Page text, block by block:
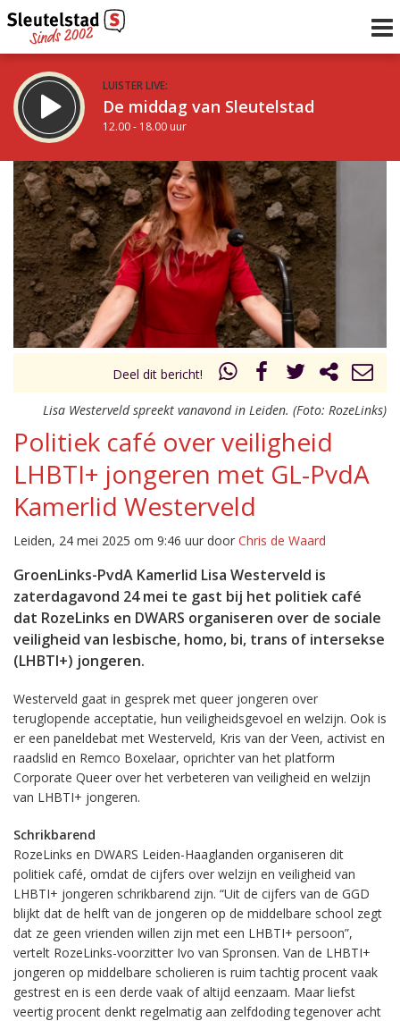
LUISTER LIVE:
De middag van Sleutelstad
12.00 - 18.00 uur
STRAKS:
De avond van Sleutelstad
18.00 - 21.00 uur
Vorig uur
uur 1 van 0 Volgend uur
Inklappen
Deel dit bericht!
Lisa Westerveld spreekt vanavond in Leiden. (Foto: RozeLinks)
Politiek café over veiligheid
LHBTI+ jongeren met GL-PvdA
Kamerlid Westerveld
Leiden, 24 mei 2025 om 9:46 uur door Chris de Waard
GroenLinks-PvdA Kamerlid Lisa Westerveld is
zaterdagavond 24 mei te gast bij het politiek café
dat RozeLinks en DWARS organiseren over de sociale
veiligheid van lesbische, homo, bi, trans of intersekse
(LHBTI+) jongeren.
Westerveld gaat in gesprek met queer jongeren over
teruglopende acceptatie, hun veiligheidsgevoel en welzijn. Ook is
er een paneldebat met Westerveld, Kris van der Veen, activist en
raadslid en Remco Boxelaar, oprichter van het platform
Corporate Queer over het verbeteren van veiligheid en welzijn
van LHBTI+ jongeren.
Schrikbarend
RozeLinks en DWARS Leiden-Haaglanden organiseren dit
politiek café, omdat de cijfers over welzijn en veiligheid van
LHBTI+ jongeren schrikbarend zijn. “Uit de cijfers van de GGD
blijkt dat de helft van de jongeren op de middelbare school zegt
dat ze geen vrienden willen zijn met een LHBTI+ persoon”,
vertelt RozeLinks-voorzitter Ivo van Spronsen. Van de LHBTI+
jongeren op middelbare scholieren is ruim tachtig procent vaak
gestrest en is een derde vaak of altijd eenzaam. Maar liefst
veertig procent denkt regelmatig aan zelfdoding tegenover acht